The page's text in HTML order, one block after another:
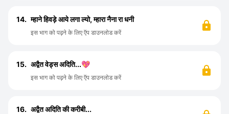
14. म्हाने हिवड़े आये लगा ल्यो, म्हारा नैना रा धनी
इस भाग को पढ़ने के लिए ऍप डाउनलोड करें
15. अद्वैत वेड्स अदिति...💖
इस भाग को पढ़ने के लिए ऍप डाउनलोड करें
16. अद्वैत अदिति की करीबी...